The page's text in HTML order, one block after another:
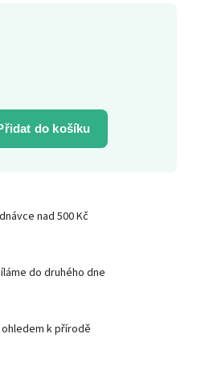
do košíku
nad 500 Kč
do druhého dne
ohledem k přírodě